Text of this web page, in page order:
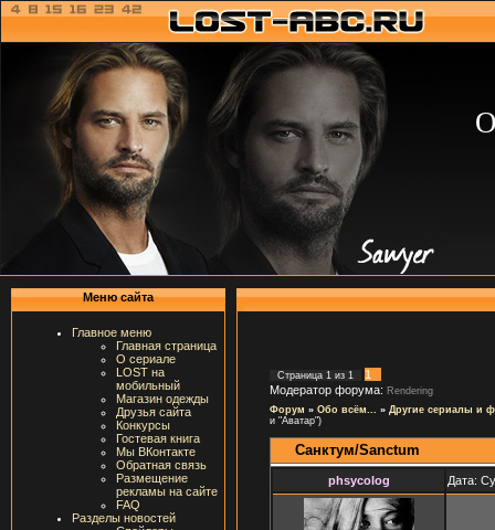
Меню сайта
Главное меню
Главная страница
О сериале
LOST на
мобильный
Магазин одежды
Друзья сайта
Конкурсы
Гостевая книга
Мы ВКонтакте
Обратная связь
Размещение
рекламы на сайте
FAQ
Разделы новостей
Страница 1 из 1
1
Модератор форума: Rendering
Форум » Обо всём... » Другие сериалы и
и "Аватар")
Санктум/Sanctum
phsycolog Дата: